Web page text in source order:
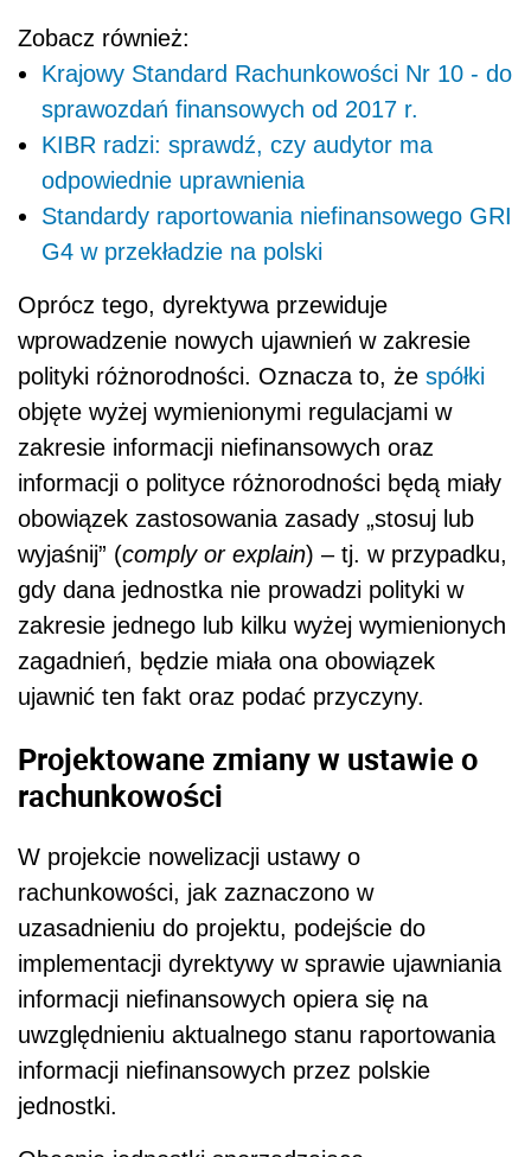
Zobacz również:
Krajowy Standard Rachunkowości Nr 10 - do
sprawozdań finansowych od 2017 r.
KIBR radzi: sprawdź, czy audytor ma
odpowiednie uprawnienia
Standardy raportowania niefinansowego GRI
G4 w przekładzie na polski
Oprócz tego, dyrektywa przewiduje
wprowadzenie nowych ujawnień w zakresie
polityki różnorodności. Oznacza to, że spółki
objęte wyżej wymienionymi regulacjami w
zakresie informacji niefinansowych oraz
informacji o polityce różnorodności będą miały
obowiązek zastosowania zasady „stosuj lub
wyjaśnij” (comply or explain) – tj. w przypadku,
gdy dana jednostka nie prowadzi polityki w
zakresie jednego lub kilku wyżej wymienionych
zagadnień, będzie miała ona obowiązek
ujawnić ten fakt oraz podać przyczyny.
Projektowane zmiany w ustawie o
rachunkowości
W projekcie nowelizacji ustawy o
rachunkowości, jak zaznaczono w
uzasadnieniu do projektu, podejście do
implementacji dyrektywy w sprawie ujawniania
informacji niefinansowych opiera się na
uwzględnieniu aktualnego stanu raportowania
informacji niefinansowych przez polskie
jednostki.